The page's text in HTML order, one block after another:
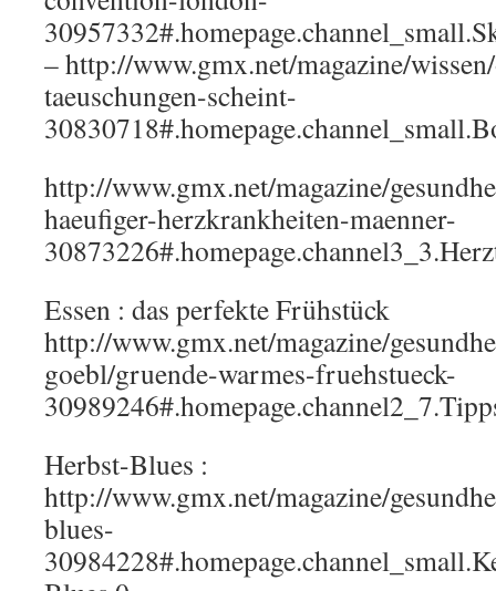
– http://www.gmx.net/magazine/
taeuschungen-scheint-
http://www.gmx.net/magazine/
haeufiger-herzkrankheiten-maenner-
Essen : das perfekte Frühstück
http://www.gmx.net/magazine/
goebl/gruende-warmes-fruehstueck-
Herbst-Blues :
http://www.gmx.net/magazine/
blues-